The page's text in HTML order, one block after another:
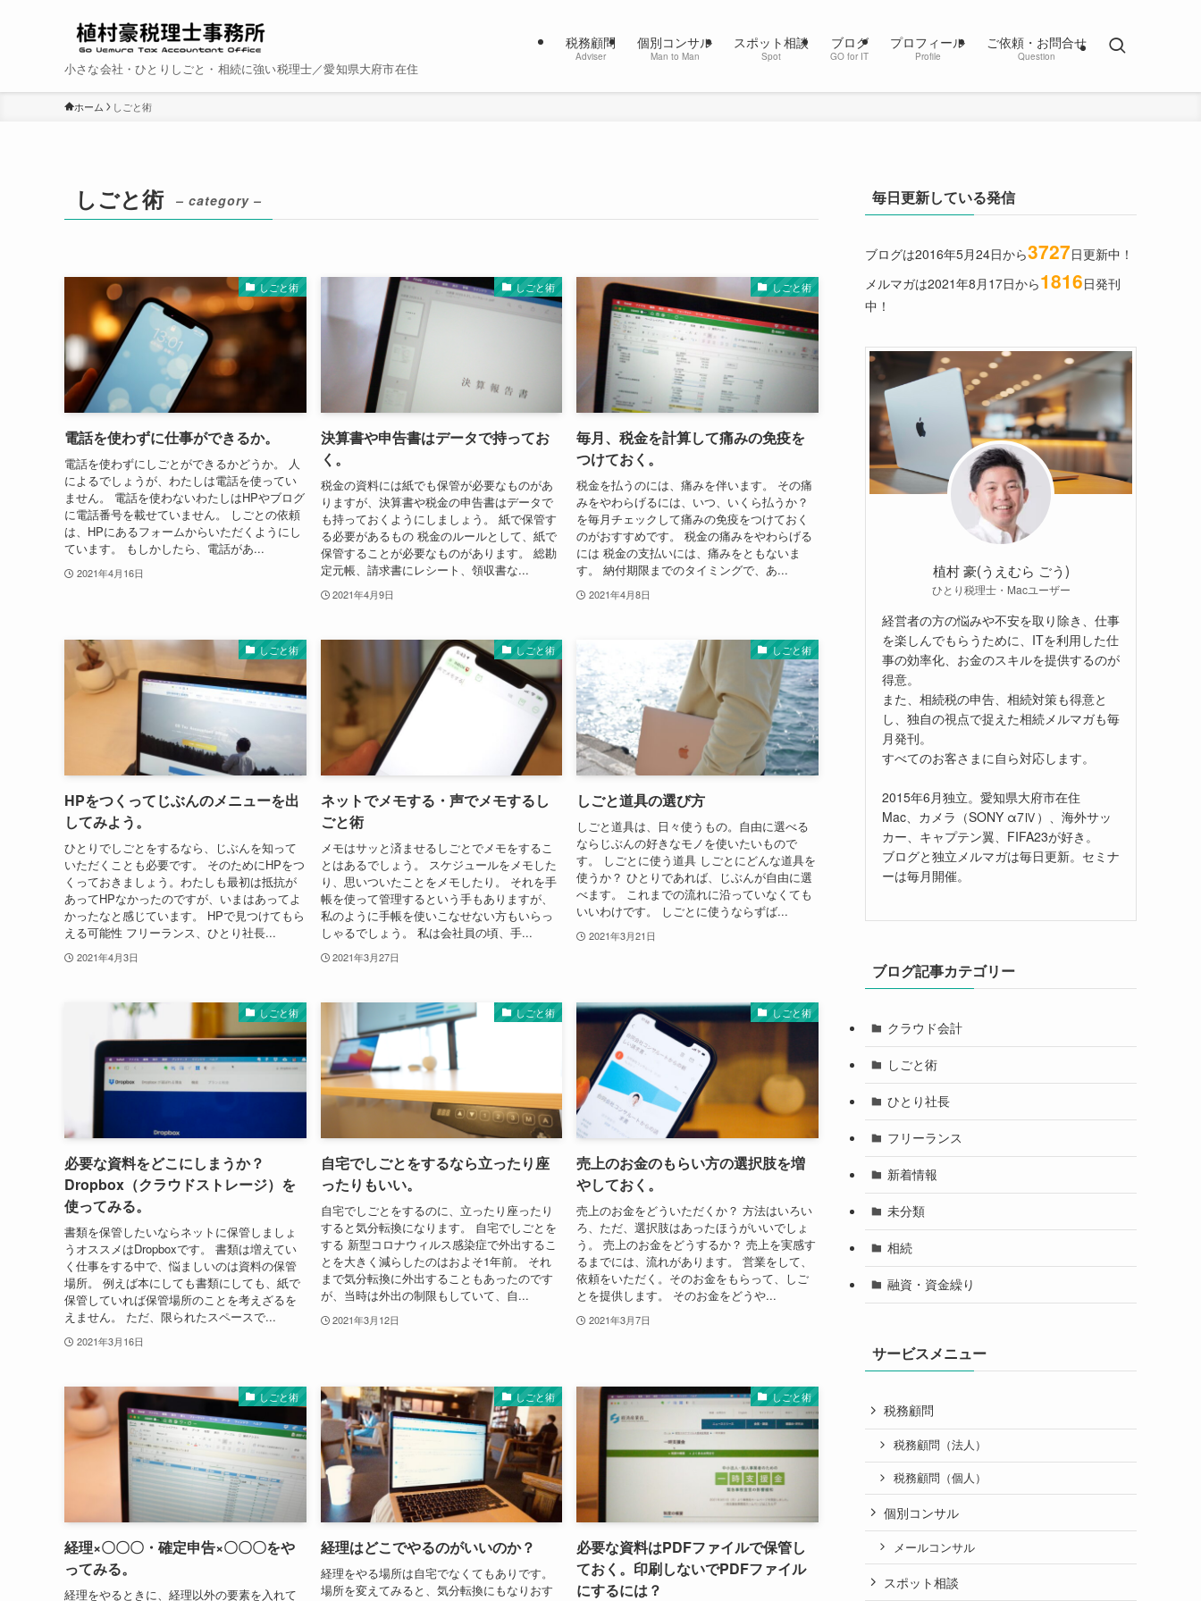
小さな会社・ひとりしごと・相続に強い税理士／愛知県大府市在住
税務顧問
Adviser
個別コンサル
Man to Man
スポット相談
Spot
ブログ
GO for IT
プロフィール
Profile
ご依頼・お問合せ
Question
ホーム しごと術
しごと術 – category –
しごと術
電話を使わずに仕事ができるか。
電話を使わずにしごとができるかどうか。 人
によるでしょうが、わたしは電話を使ってい
ません。 電話を使わないわたしはHPやブログ
に電話番号を載せていません。 しごとの依頼
は、HPにあるフォームからいただくようにし
ています。 もしかしたら、電話があ...
2021年4月16日
しごと術
決算書や申告書はデータで持ってお
く。
税金の資料には紙でも保管が必要なものがあ
りますが、決算書や税金の申告書はデータで
も持っておくようにしましょう。 紙で保管す
る必要があるもの 税金のルールとして、紙で
保管することが必要なものがあります。 総勘
定元帳、請求書にレシート、領収書な...
2021年4月9日
しごと術
毎月、税金を計算して痛みの免疫を
つけておく。
税金を払うのには、痛みを伴います。 その痛
みをやわらげるには、いつ、いくら払うか？
を毎月チェックして痛みの免疫をつけておく
のがおすすめです。 税金の痛みをやわらげる
には 税金の支払いには、痛みをともないま
す。 納付期限までのタイミングで、あ...
2021年4月8日
しごと術
HPをつくってじぶんのメニューを出
してみよう。
ひとりでしごとをするなら、じぶんを知って
いただくことも必要です。 そのためにHPをつ
くっておきましょう。わたしも最初は抵抗が
あってHPなかったのですが、いまはあってよ
かったなと感じています。 HPで見つけてもら
える可能性 フリーランス、ひとり社長...
2021年4月3日
しごと術
ネットでメモする・声でメモするし
ごと術
メモはサッと済ませるしごとでメモをするこ
とはあるでしょう。 スケジュールをメモした
り、思いついたことをメモしたり。 それを手
帳を使って管理するという手もありますが、
私のように手帳を使いこなせない方もいらっ
しゃるでしょう。 私は会社員の頃、手...
2021年3月27日
しごと術
しごと道具の選び方
しごと道具は、日々使うもの。自由に選べる
ならじぶんの好きなモノを使いたいもので
す。 しごとに使う道具 しごとにどんな道具を
使うか？ ひとりであれば、じぶんが自由に選
べます。 これまでの流れに沿っていなくても
いいわけです。 しごとに使うならずば...
2021年3月21日
しごと術
必要な資料をどこにしまうか？
Dropbox（クラウドストレージ）を
使ってみる。
書類を保管したいならネットに保管しましょ
うオススメはDropboxです。 書類は増えてい
く仕事をする中で、悩ましいのは資料の保管
場所。 例えば本にしても書類にしても、紙で
保管していれば保管場所のことを考えざるを
えません。 ただ、限られたスペースで...
2021年3月16日
しごと術
自宅でしごとをするなら立ったり座
ったりもいい。
自宅でしごとをするのに、立ったり座ったり
すると気分転換になります。 自宅でしごとを
する 新型コロナウィルス感染症で外出するこ
とを大きく減らしたのはおよそ1年前。 それ
まで気分転換に外出することもあったのです
が、当時は外出の制限もしていて、自...
2021年3月12日
しごと術
売上のお金のもらい方の選択肢を増
やしておく。
売上のお金をどういただくか？ 方法はいろい
ろ、ただ、選択肢はあったほうがいいでしょ
う。 売上のお金をどうするか？ 売上を実感す
るまでには、流れがあります。 営業をして、
依頼をいただく。そのお金をもらって、しご
とを提供します。 そのお金をどうや...
2021年3月7日
しごと術
経理×〇〇〇・確定申告×〇〇〇をや
ってみる。
経理をやるときに、経理以外の要素を入れて
しごと術
経理はどこでやるのがいいのか？
経理をやる場所は自宅でなくてもありです。
場所を変えてみると、気分転換にもなりおす
しごと術
必要な資料はPDFファイルで保管し
ておく。印刷しないでPDFファイル
にするには？
毎日更新している発信
ブログは2016年5月24日から3727日更新中！
メルマガは2021年8月17日から1816日発刊
中！
植村 豪(うえむら ごう)
ひとり税理士・Macユーザー
経営者の方の悩みや不安を取り除き、仕事
を楽しんでもらうために、ITを利用した仕
事の効率化、お金のスキルを提供するのが
得意。
また、相続税の申告、相続対策も得意と
し、独自の視点で捉えた相続メルマガも毎
月発刊。
すべてのお客さまに自ら対応します。
2015年6月独立。愛知県大府市在住
Mac、カメラ（SONY α7Ⅳ）、海外サッ
カー、キャプテン翼、FIFA23が好き。
ブログと独立メルマガは毎日更新。セミナ
ーは毎月開催。
ブログ記事カテゴリー
クラウド会計
しごと術
ひとり社長
フリーランス
新着情報
未分類
相続
融資・資金繰り
サービスメニュー
税務顧問
税務顧問（法人）
税務顧問（個人）
個別コンサル
メールコンサル
スポット相談